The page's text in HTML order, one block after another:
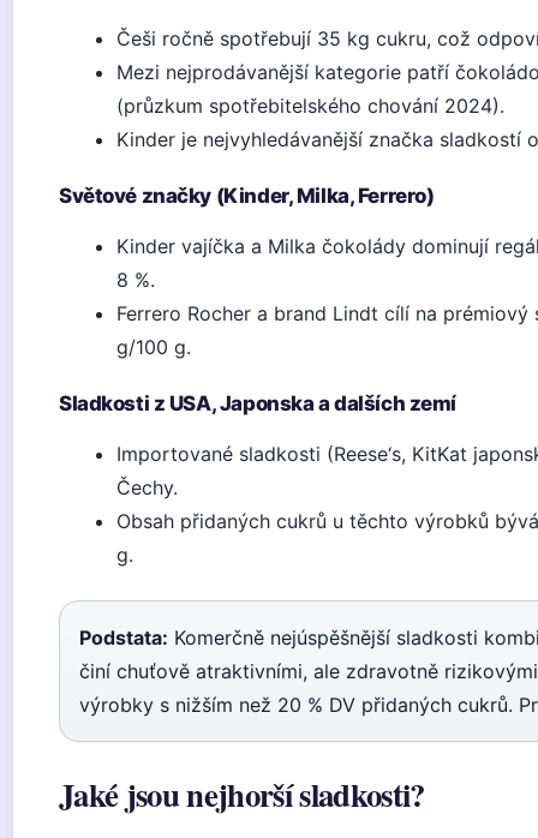
Češi ročně spotřebují 35 kg cukru, což
Mezi nejprodávanější kategorie patří
(průzkum spotřebitelského chování 2024).
Kinder je nejvyhledávanější značka sladkostí
Světové značky (Kinder, Milka, Ferrero)
Kinder vajíčka a Milka čokolády dominují
8 %.
Ferrero Rocher a brand Lindt cílí na
g/100 g.
Sladkosti z USA, Japonska a dalších zemí
Importované sladkosti (Reese‘s, KitKat
Čechy.
Obsah přidaných cukrů u těchto výrobků
g.
Podstata: Komerčně nejúspěšnější sladkosti
činí chuťově atraktivními, ale zdravotně
výrobky s nižším než 20 % DV přidaných cukrů.
Jaké jsou nejhorší sladkosti?